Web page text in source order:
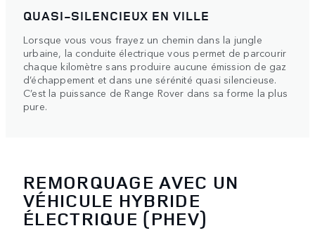
QUASI-SILENCIEUX EN VILLE
Lorsque vous vous frayez un chemin dans la jungle
urbaine, la conduite électrique vous permet de parcourir
chaque kilomètre sans produire aucune émission de gaz
d’échappement et dans une sérénité quasi silencieuse.
C’est la puissance de Range Rover dans sa forme la plus
pure.
REMORQUAGE AVEC UN
VÉHICULE HYBRIDE
ÉLECTRIQUE (PHEV)